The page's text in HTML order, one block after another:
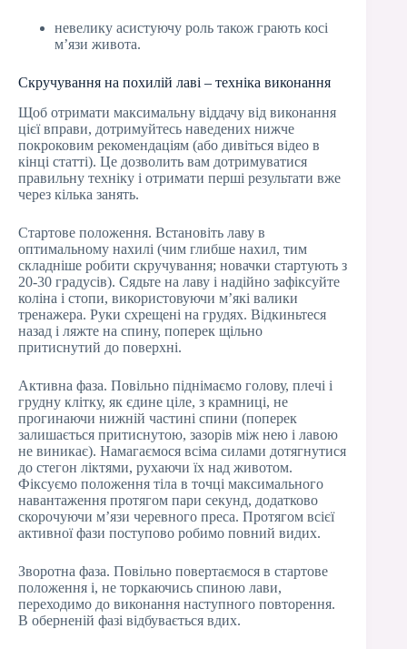
невелику асистуючу роль також грають косі
м’язи живота.
Скручування на похилій лаві – техніка виконання
Щоб отримати максимальну віддачу від виконання
цієї вправи, дотримуйтесь наведених нижче
покроковим рекомендаціям (або дивіться відео в
кінці статті). Це дозволить вам дотримуватися
правильну техніку і отримати перші результати вже
через кілька занять.
Стартове положення. Встановіть лаву в
оптимальному нахилі (чим глибше нахил, тим
складніше робити скручування; новачки стартують з
20-30 градусів). Сядьте на лаву і надійно зафіксуйте
коліна і стопи, використовуючи м’які валики
тренажера. Руки схрещені на грудях. Відкиньтеся
назад і ляжте на спину, поперек щільно
притиснутий до поверхні.
Активна фаза. Повільно піднімаємо голову, плечі і
грудну клітку, як єдине ціле, з крамниці, не
прогинаючи нижній частині спини (поперек
залишається притиснутою, зазорів між нею і лавою
не виникає). Намагаємося всіма силами дотягнутися
до стегон ліктями, рухаючи їх над животом.
Фіксуємо положення тіла в точці максимального
навантаження протягом пари секунд, додатково
скорочуючи м’язи черевного преса. Протягом всієї
активної фази поступово робимо повний видих.
Зворотна фаза. Повільно повертаємося в стартове
положення і, не торкаючись спиною лави,
переходимо до виконання наступного повторення.
В оберненій фазі відбувається вдих.